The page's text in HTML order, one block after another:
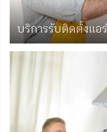
บริการรับติดตั้งแอร์